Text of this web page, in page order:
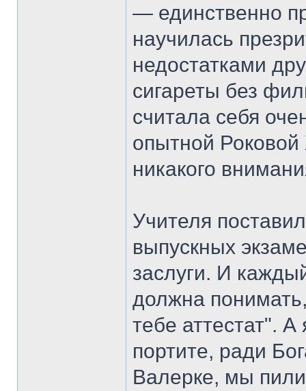
— единственно
научилась
недостатками
сигареты без
считала себя
опытной
никакого
Учителя
выпускных
заслуги. И
должна
тебе аттестат".
портите, ради
Валерке, мы